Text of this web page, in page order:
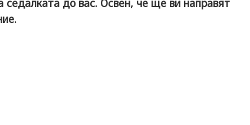
седалката до вас. Освен, че ще ви направят